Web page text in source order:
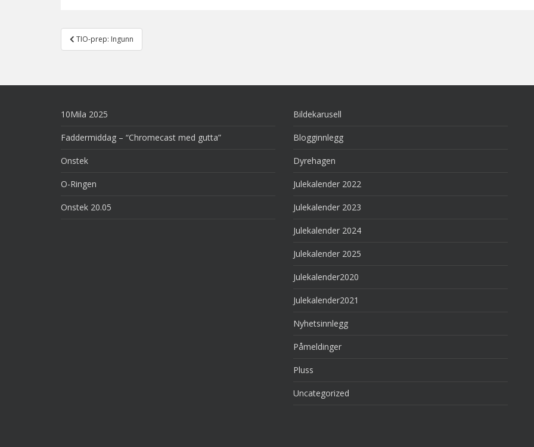
Post
navigation
TIO-prep: Ingunn
10Mila 2025
Faddermiddag – “Chromecast med gutta”
Onstek
O-Ringen
Onstek 20.05
Bildekarusell
Blogginnlegg
Dyrehagen
Julekalender 2022
Julekalender 2023
Julekalender 2024
Julekalender 2025
Julekalender2020
Julekalender2021
Nyhetsinnlegg
Påmeldinger
Pluss
Uncategorized